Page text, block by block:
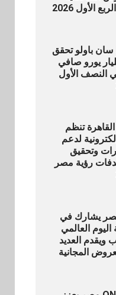
الأول 2026
سان باولو تحقق
مليار يورو صافي
النصف الأول
تنظم
لدعم
وتحقيق
رؤية مصر
يشارك في
اليوم العالمي
ويقدم العديد
المجانية